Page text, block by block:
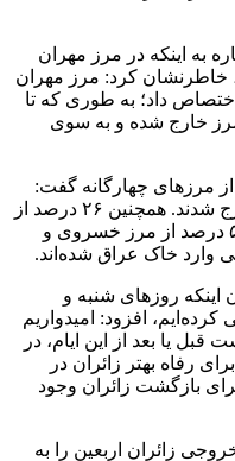
به اینکه در مرز مهران
خاطرنشان کرد: مرز مهران
داد؛ به طوری که تا
این مرز خارج شده و به سوی
مرزهای چهارگانه گفت:
۵۶ در زائران اربعین از مرز مهران خارج شدند. همچنین ۲۶ درصد از
مرز شلمچه، ۱۱ درصد از مرز چذابه، ۵ درصد از مرز خسروی و
اینکه روزهای شنبه و
افزود: امیدواریم
یا بعد از این ایام، در
رفاه بهتر زائران در
بازگشت زائران وجود
آمار خروجی زائران اربعین را به